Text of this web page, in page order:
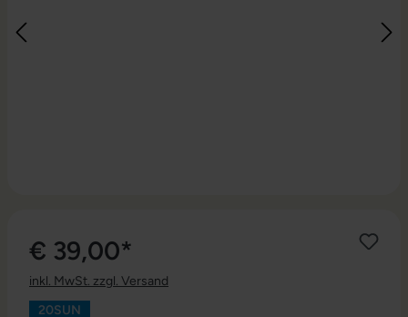
€ 39,00*
inkl. MwSt. zzgl. Versand
20SUN